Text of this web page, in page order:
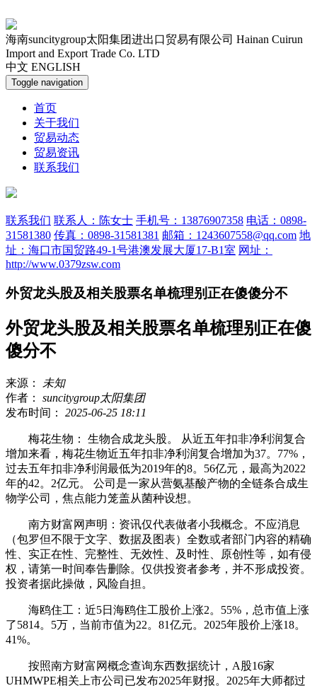
海南suncitygroup太阳集团进出口贸易有限公司 Hainan Cuirun
Import and Export Trade Co. LTD
中文 ENGLISH
Toggle navigation
首页
关于我们
贸易动态
贸易资讯
联系我们
联系我们 联系人：陈女士 手机号：13876907358 电话：0898-
31581380 传真：0898-31581381 邮箱：1243607558@qq.com 地
址：海口市国贸路49-1号港澳发展大厦17-B1室 网址：
http://www.0379zsw.com
外贸龙头股及相关股票名单梳理别正在傻傻分不
外贸龙头股及相关股票名单梳理别正在傻
傻分不
来源：
未知
作者： suncitygroup太阳集团
发布时间： 2025-06-25 18:11
梅花生物： 生物合成龙头股。 从近五年扣非净利润复合
增加来看，梅花生物近五年扣非净利润复合增加为37。77%，
过去五年扣非净利润最低为2019年的8。56亿元，最高为2022
年的42。2亿元。 公司是一家从营氨基酸产物的全链条合成生
物学公司，焦点能力笼盖从菌种设想。
南方财富网声明：资讯仅代表做者小我概念。不应消息
（包罗但不限于文字、数据及图表）全数或者部门内容的精确
性、实正在性、完整性、无效性、及时性、原创性等，如有侵
权，请第一时间奉告删除。仅供投资者参考，并不形成投资。
投资者据此操做，风险自担。
海鸥住工：近5日海鸥住工股价上涨2。55%，总市值上涨
了5814。5万，当前市值为22。81亿元。2025年股价上涨18。
41%。
按照南方财富网概念查询东西数据统计，A股16家
UHMWPE相关上市公司已发布2025年财报。2025年大师都过